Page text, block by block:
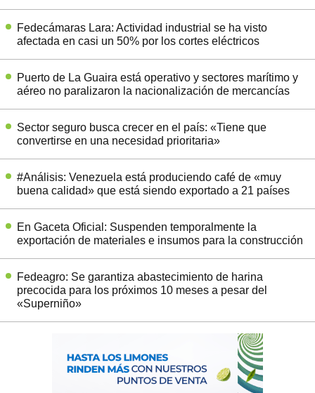
Fedecámaras Lara: Actividad industrial se ha visto
afectada en casi un 50% por los cortes eléctricos
Puerto de La Guaira está operativo y sectores marítimo y
aéreo no paralizaron la nacionalización de mercancías
Sector seguro busca crecer en el país: «Tiene que
convertirse en una necesidad prioritaria»
#Análisis: Venezuela está produciendo café de «muy
buena calidad» que está siendo exportado a 21 países
En Gaceta Oficial: Suspenden temporalmente la
exportación de materiales e insumos para la construcción
Fedeagro: Se garantiza abastecimiento de harina
precocida para los próximos 10 meses a pesar del
«Superniño»